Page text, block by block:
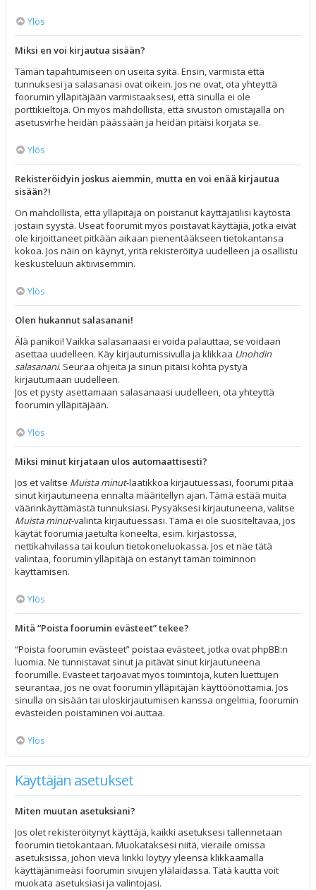
Ylös
Miksi en voi kirjautua sisään?
Tämän tapahtumiseen on useita syitä. Ensin, varmista että
tunnuksesi ja salasanasi ovat oikein. Jos ne ovat, ota yhteyttä
foorumin ylläpitäjään varmistaaksesi, että sinulla ei ole
porttikieltoja. On myös mahdollista, että sivuston omistajalla on
asetusvirhe heidän päässään ja heidän pitäisi korjata se.
Ylös
Rekisteröidyin joskus aiemmin, mutta en voi enää kirjautua
sisään?!
On mahdollista, että ylläpitäjä on poistanut käyttäjätilisi käytöstä
jostain syystä. Useat foorumit myös poistavat käyttäjiä, jotka eivät
ole kirjoittaneet pitkään aikaan pienentääkseen tietokantansa
kokoa. Jos näin on käynyt, yritä rekisteröityä uudelleen ja osallistu
keskusteluun aktiivisemmin.
Ylös
Olen hukannut salasanani!
Älä panikoi! Vaikka salasanaasi ei voida palauttaa, se voidaan
asettaa uudelleen. Käy kirjautumissivulla ja klikkaa Unohdin
salasanani. Seuraa ohjeita ja sinun pitäisi kohta pystyä
kirjautumaan uudelleen.
Jos et pysty asettamaan salasanaasi uudelleen, ota yhteyttä
foorumin ylläpitäjään.
Ylös
Miksi minut kirjataan ulos automaattisesti?
Jos et valitse Muista minut-laatikkoa kirjautuessasi, foorumi pitää
sinut kirjautuneena ennalta määritellyn ajan. Tämä estää muita
väärinkäyttämästä tunnuksiasi. Pysyäksesi kirjautuneena, valitse
Muista minut-valinta kirjautuessasi. Tämä ei ole suositeltavaa, jos
käytät foorumia jaetulta koneelta, esim. kirjastossa,
nettikahvilassa tai koulun tietokoneluokassa. Jos et näe tätä
valintaa, foorumin ylläpitäjä on estänyt tämän toiminnon
käyttämisen.
Ylös
Mitä “Poista foorumin evästeet” tekee?
“Poista foorumin evästeet” poistaa evästeet, jotka ovat phpBB:n
luomia. Ne tunnistavat sinut ja pitävät sinut kirjautuneena
foorumille. Evästeet tarjoavat myös toimintoja, kuten luettujen
seurantaa, jos ne ovat foorumin ylläpitäjän käyttöönottamia. Jos
sinulla on sisään tai uloskirjautumisen kanssa ongelmia, foorumin
evästeiden poistaminen voi auttaa.
Ylös
Käyttäjän asetukset
Miten muutan asetuksiani?
Jos olet rekisteröitynyt käyttäjä, kaikki asetuksesi tallennetaan
foorumin tietokantaan. Muokataksesi niitä, vieraile omissa
asetuksissa, johon vievä linkki löytyy yleensä klikkaamalla
käyttäjänimeäsi foorumin sivujen ylälaidassa. Tätä kautta voit
muokata asetuksiasi ja valintojasi.